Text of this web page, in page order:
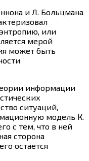
и Л. Больцмана
или
мерой
может быть
информации
ситуаций,
модель К.
с тем, что в ней
сторона
остается